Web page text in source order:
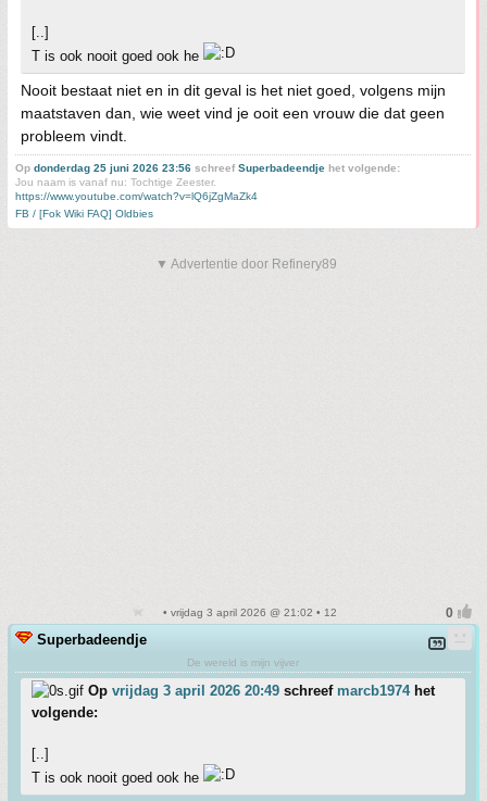
[..]
T is ook nooit goed ook he
Nooit bestaat niet en in dit geval is het niet goed, volgens mijn
maatstaven dan, wie weet vind je ooit een vrouw die dat geen
probleem vindt.
Op donderdag 25 juni 2026 23:56 schreefSuperbadeendje het volgende:
Jou naam is vanaf nu: Tochtige Zeester.
https://www.youtube.com/watch?v=lQ6jZgMaZk4
FB / [Fok Wiki FAQ] Oldbies
▼ Advertentie door Refinery89
• vrijdag 3 april 2026 @ 21:02 • 12
Superbadeendje
De wereld is mijn vijver
Op vrijdag 3 april 2026 20:49 schreef marcb1974het
volgende:
[..]
T is ook nooit goed ook he